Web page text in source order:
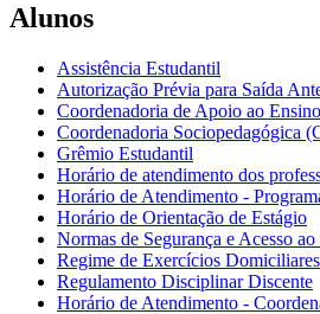
Alunos
Assistência Estudantil
Autorização Prévia para Saída
Coordenadoria de Apoio ao
Coordenadoria Sociopedagógica
Grêmio Estudantil
Horário de atendimento dos
Horário de Atendimento -
Horário de Orientação de Estágio
Normas de Segurança e Acesso
Regime de Exercícios Domiciliares
Regulamento Disciplinar Discente
Horário de Atendimento -